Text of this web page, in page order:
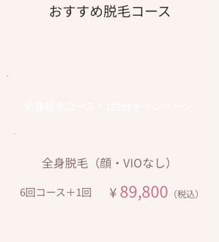
​おすすめ脱毛コース
全身脱毛（顔・VIOなし）
​6回コース＋1回 ¥ 89,800 （税込）